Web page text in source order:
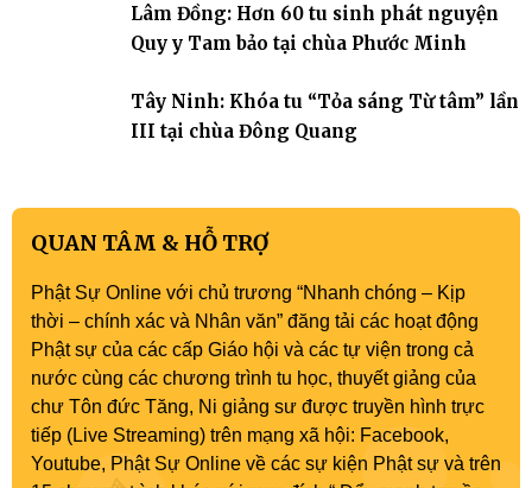
Lâm Đồng: Hơn 60 tu sinh phát nguyện
Quy y Tam bảo tại chùa Phước Minh
Tây Ninh: Khóa tu “Tỏa sáng Từ tâm” lần
III tại chùa Đông Quang
QUAN TÂM & HỖ TRỢ
Phật Sự Online với chủ trương “Nhanh chóng – Kịp
thời – chính xác và Nhân văn” đăng tải các hoạt động
Phật sự của các cấp Giáo hội và các tự viện trong cả
nước cùng các chương trình tu học, thuyết giảng của
chư Tôn đức Tăng, Ni giảng sư được truyền hình trực
tiếp (Live Streaming) trên mạng xã hội: Facebook,
Youtube, Phật Sự Online về các sự kiện Phật sự và trên